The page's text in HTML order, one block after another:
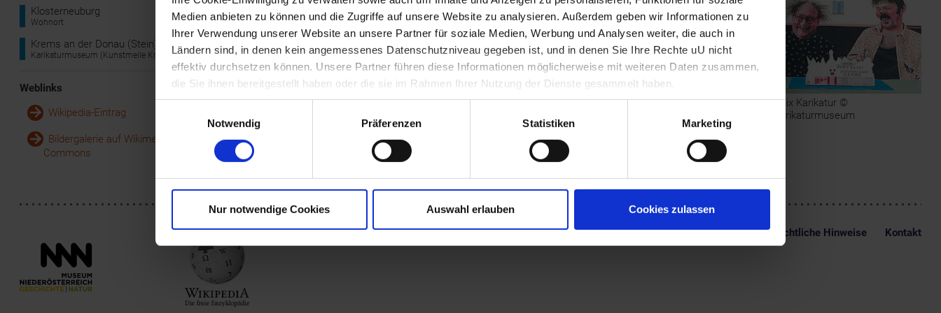
Medien anbieten zu können und die Zugriffe auf unsere Website zu analysieren. Außerdem geben wir Informationen zu
Ihrer Verwendung unserer Website an unsere Partner für soziale Medien, Werbung und Analysen weiter, die auch in
Ländern sind, in denen kein angemessenes Datenschutzniveau gegeben ist, und in denen Sie Ihre Rechte uU nicht
effektiv durchsetzen können. Unsere Partner führen diese Informationen möglicherweise mit weiteren Daten zusammen,
die Sie ihnen bereitgestellt haben oder die sie im Rahmen Ihrer Nutzung der Dienste gesammelt haben.
Notwendig
Präferenzen Statistiken Marketing
Nur notwendige Cookies Auswahl erlauben Cookies zulassen
erfolgten erste Veröffentlichungen in den Magazinen "profil", "trend" und "economy", seit 1977 ist Deix mit
Titelblättern und Zeichnungen in "Stern", "Spiegel", "Playboy" und vielen anderen Zeitschriften präsent. In den
1990er Jahren fanden große Ausstellungen seines Werkes unter anderem in Paris, Tokio und New York statt.
Die Karikaturen sind bissige Satire für Zeitgenossen. Der Blick reicht tief in die Abgründe der österreichischen
Seele und macht vor nichts und niemandem Halt - die österreichische Innenpolitik ist von Deix in einmaliger und
"gnadenloser" Weise dokumentiert. In besonderer Weise widmet sich das Karikaturmuseum in Krems, das
Manfred Deix.
Deix Karikatur ©
Karikaturmuseum
Klosterneuburg
Wohnort
Krems an der Donau (Stein)
Karikaturmuseum (Kunstmeile Krems)
Weblinks
Wikipedia-Eintrag
Bildergalerie auf Wikimedia
Commons
Impressum Datenschutz Rechtliche Hinweise Kontakt